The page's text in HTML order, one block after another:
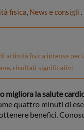
fisica, News e consigli .
attività fisica intensa per
risultati significativi
migliora la salute
quattro minuti di
benefici.